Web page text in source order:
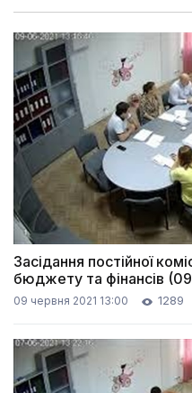
Засідання постійної
бюджету та фінансів
09 червня 2021 13:00 1289